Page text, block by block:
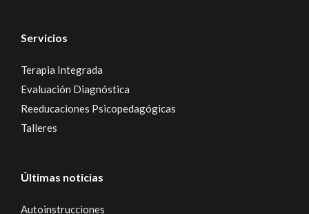
Servicios
Terapia Integrada
Evaluación Diagnóstica
Reeducaciones Psicopedagógicas
Talleres
Últimas noticias
Autoinstrucciones